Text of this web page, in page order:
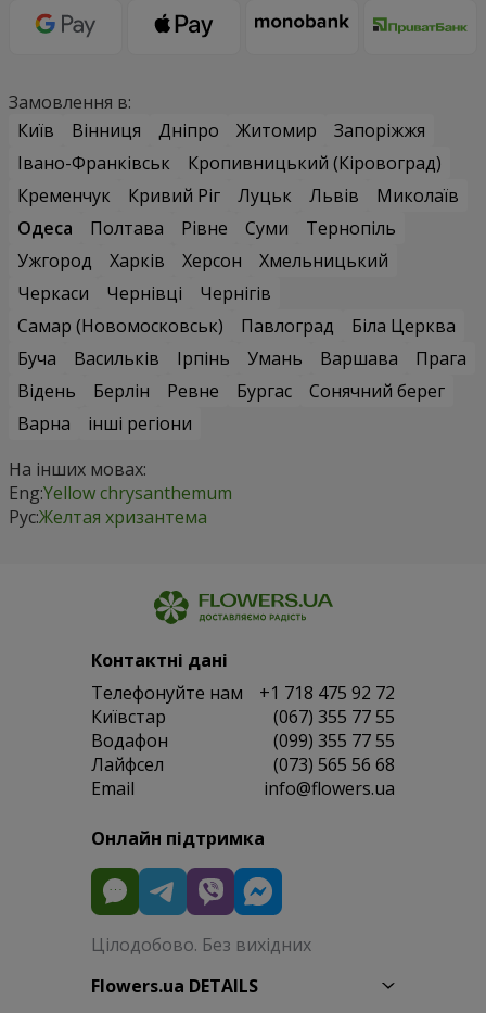
Замовлення в:
Київ
Вінниця Дніпро Житомир
Запоріжжя
Івано-Франківськ
Кропивницький (Кіровоград)
Кременчук
Кривий Ріг Луцьк Львів
Миколаїв
Одеса
Полтава Рівне Суми
Тернопіль
Ужгород
Харків Херсон
Хмельницький
Черкаси
Чернівці
Чернігів
Самар (Новомосковськ)
Павлоград
Біла Церква
Буча
Васильків Ірпінь Умань Варшава
Прага
Відень
Берлін Ревне Бургас
Сонячний берег
Варна
інші регіони
На інших мовах:
Eng:Yellow chrysanthemum
Рус:Желтая хризантема
Контактні дані
Телефонуйте нам
+1 718 475 92 72
Київстар
(067) 355 77 55
Водафон
(099) 355 77 55
Лайфсел
(073) 565 56 68
Email
info@flowers.ua
Онлайн підтримка
Цілодобово. Без вихідних
Flowers.ua DETAILS